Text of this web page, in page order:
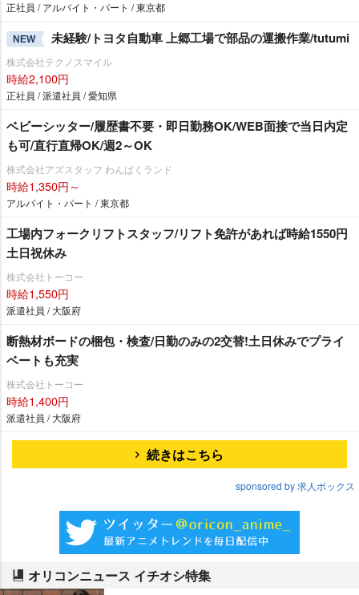
正社員 / アルバイト・パート / 東京都
NEW 未経験/トヨタ自動車 上郷工場で部品の運搬作業/tutumi
株式会社テクノスマイル
時給2,100円
正社員 / 派遣社員 / 愛知県
ベビーシッター/履歴書不要・即日勤務OK/WEB面接で当日内定
も可/直行直帰OK/週2～OK
株式会社アズスタッフ わんぱくランド
時給1,350円～
アルバイト・パート / 東京都
工場内フォークリフトスタッフ/リフト免許があれば時給1550円
土日祝休み
株式会社トーコー
時給1,550円
派遣社員 / 大阪府
断熱材ボードの梱包・検査/日勤のみの2交替!土日休みでプライ
ベートも充実
株式会社トーコー
時給1,400円
派遣社員 / 大阪府
続きはこちら
sponsored by 求人ボックス
オリコンニュース イチオシ特集